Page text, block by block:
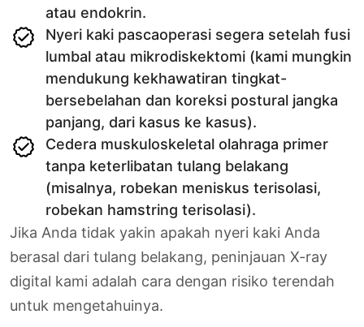
atau endokrin.
Nyeri kaki pascaoperasi segera setelah fusi
lumbal atau mikrodiskektomi (kami mungkin
mendukung kekhawatiran tingkat-
bersebelahan dan koreksi postural jangka
panjang, dari kasus ke kasus).
Cedera muskuloskeletal olahraga primer
tanpa keterlibatan tulang belakang
(misalnya, robekan meniskus terisolasi,
robekan hamstring terisolasi).
Jika Anda tidak yakin apakah nyeri kaki Anda
berasal dari tulang belakang, peninjauan X-ray
digital kami adalah cara dengan risiko terendah
untuk mengetahuinya.